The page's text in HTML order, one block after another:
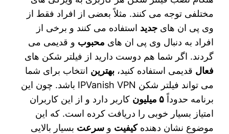
مختلفی توجه می‌ کنند. مثلاً بعضی از افراد فقط از
وی‌ پی‌ ان‌ هایجدید استفاده می‌ کنند و برخی از
افراد به دنبال وی‌ پی‌ ان‌ های محبوب و قدیمی می‌
گردند. اگر شما هم دوست دارید از فیلتر شکن‌ های
فعال قدیمی استفاده کنید،بهترین انتخاب برای شما
می‌ تواند فیلتر شکن IPVanish VPN باشد. چون این
برنامه حدوداً۵ میلیون
کاربر دارد و از این کاربران
امتیاز بسیار خوبی را دریافت کرده است. که این
موضوع نشان دهندهکیفیت وسرعت بسیار بالایی